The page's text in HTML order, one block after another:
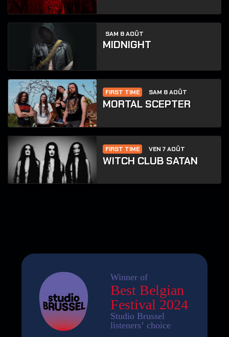
SAM 8 AOÛT
MIDNIGHT
FIRST TIME SAM 8 AOÛT
MORTAL SCEPTER
FIRST TIME VEN 7 AOÛT
WITCH CLUB SATAN